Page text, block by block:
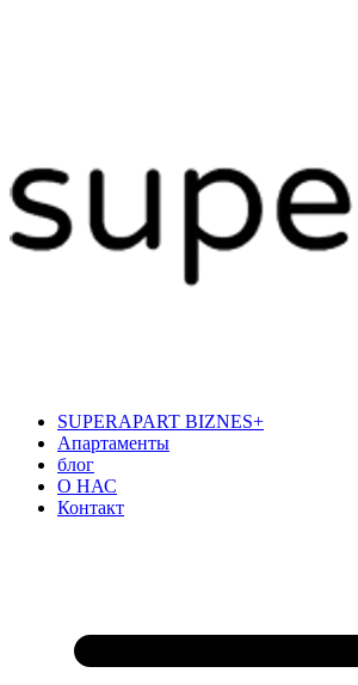
SUPERAPART BIZNES+
Апартаменты
блог
О НАС
Контакт